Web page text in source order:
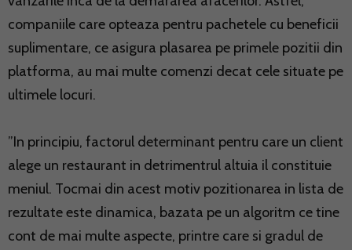
companiile care opteaza pentru pachetele cu beneficii
suplimentare, ce asigura plasarea pe primele pozitii din
platforma, au mai multe comenzi decat cele situate pe
ultimele locuri.
”In principiu, factorul determinant pentru care un client
alege un restaurant in detrimentrul altuia il constituie
meniul. Tocmai din acest motiv pozitionarea in lista de
rezultate este dinamica, bazata pe un algoritm ce tine
cont de mai multe aspecte, printre care si gradul de